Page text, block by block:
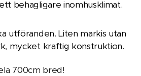
behagligare inomhusklimat.
utföranden. Liten markis utan
mycket kraftig konstruktion.
700cm bred!